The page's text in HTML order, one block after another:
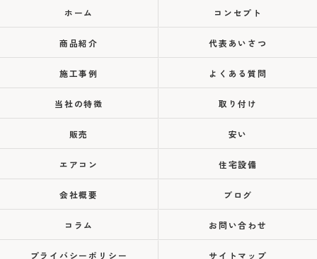
ホーム コンセプト
商品紹介 代表あいさつ
施工事例 よくある質問
当社の特徴 取り付け
販売 安い
エアコン 住宅設備
会社概要 ブログ
コラム お問い合わせ
プライバシーポリシー サイトマップ